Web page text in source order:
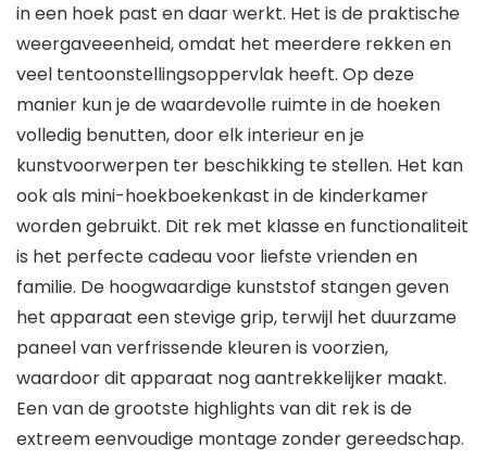
in een hoek past en daar werkt. Het is de praktische
weergaveeenheid, omdat het meerdere rekken en
veel tentoonstellingsoppervlak heeft. Op deze
manier kun je de waardevolle ruimte in de hoeken
volledig benutten, door elk interieur en je
kunstvoorwerpen ter beschikking te stellen. Het kan
ook als mini-hoekboekenkast in de kinderkamer
worden gebruikt. Dit rek met klasse en functionaliteit
is het perfecte cadeau voor liefste vrienden en
familie. De hoogwaardige kunststof stangen geven
het apparaat een stevige grip, terwijl het duurzame
paneel van verfrissende kleuren is voorzien,
waardoor dit apparaat nog aantrekkelijker maakt.
Een van de grootste highlights van dit rek is de
extreem eenvoudige montage zonder gereedschap.